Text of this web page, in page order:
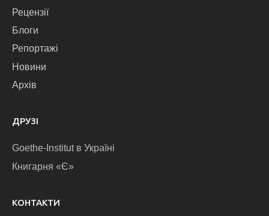
Рецензії
Блоги
Репортажі
Новини
Архів
ДРУЗІ
Goethe-Institut в Україні
Книгарня «Є»
КОНТАКТИ